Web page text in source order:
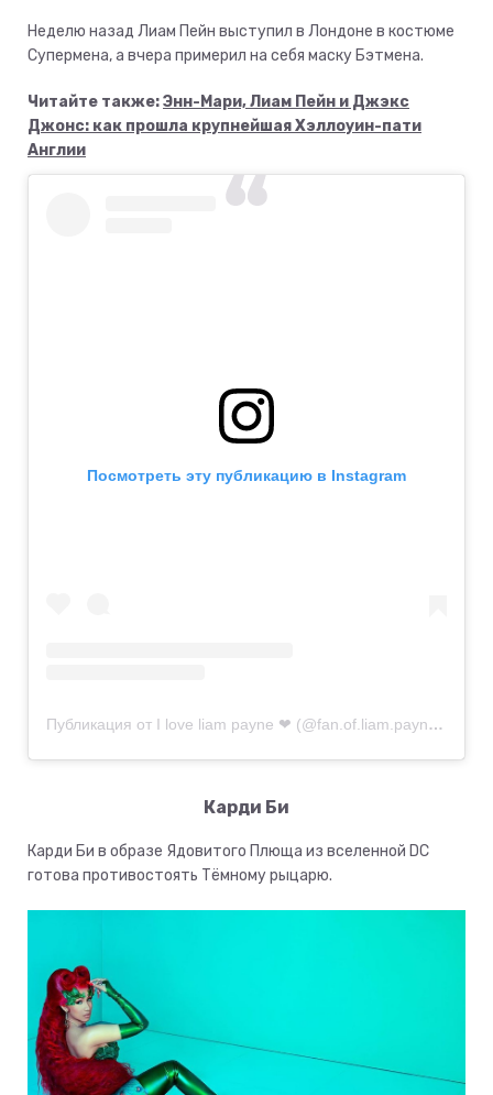
Неделю назад Лиам Пейн выступил в Лондоне в костюме
Супермена, а вчера примерил на себя маску Бэтмена.
Читайте также:Энн-Мари, Лиам Пейн и Джэкс
Джонс: как прошла крупнейшая Хэллоуин-пати
Англии
Посмотреть эту публикацию в Instagram
Публикация от I love liam payne ❤ (@fan.of.liam.payne)
Карди Би
Карди Би в образе Ядовитого Плюща из вселенной DC
готова противостоять Тёмному рыцарю.